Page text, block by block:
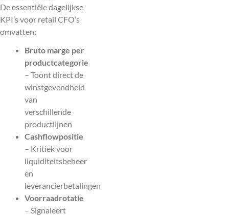
De essentiële dagelijkse
KPI’s voor retail CFO’s
omvatten:
Bruto marge per
productcategorie
– Toont direct de
winstgevendheid
van
verschillende
productlijnen
Cashflowpositie
– Kritiek voor
liquiditeitsbeheer
en
leverancierbetalingen
Voorraadrotatie
– Signaleert